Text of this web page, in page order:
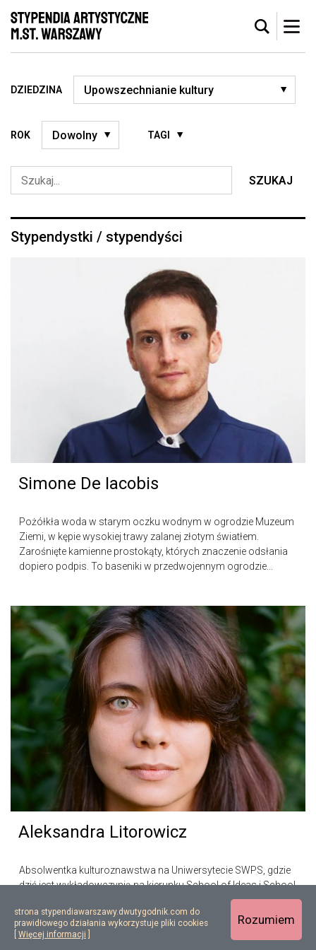
DZIEDZINA
ROK TAGI
SZUKAJ
Stypendystki / stypendyści
Simone De Iacobis
Pożółkła woda w starym oczku wodnym w ogrodzie Muzeum
Ziemi, w kępie wysokiej trawy zalanej złotym światłem.
Zarośnięte kamienne prostokąty, których znaczenie odsłania
dopiero podpis. To baseniki w przedwojennym ogrodzie...
Aleksandra Litorowicz
Absolwentka kulturoznawstwa na Uniwersytecie SWPS, gdzie
dziś jest wykładowczynią na kierunku School of Ideas i School
of Form. Swoje działania jako badaczka miejska i animatorka
kultury...
strona stypendiawarszawy.dwutygodnik.com do
prawidłowego działania wykorzystuje pliki cookies
Więcej informacji
Rozumiem